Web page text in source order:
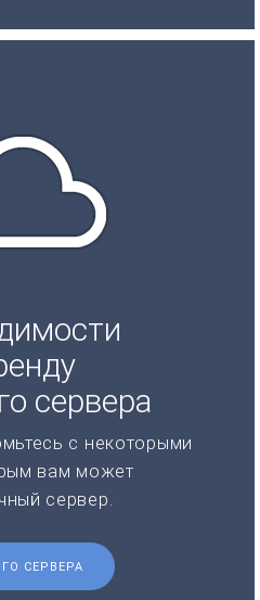
сервера
с некоторыми
вам может
сервер.
СЕРВЕРА